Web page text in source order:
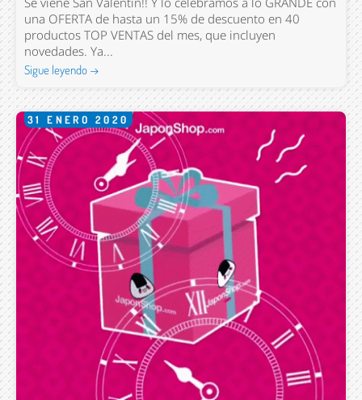
una OFERTA de hasta un 15% de descuento en 40
productos TOP VENTAS del mes, que incluyen
novedades. Ya...
Sigue leyendo →
31 ENERO 2020